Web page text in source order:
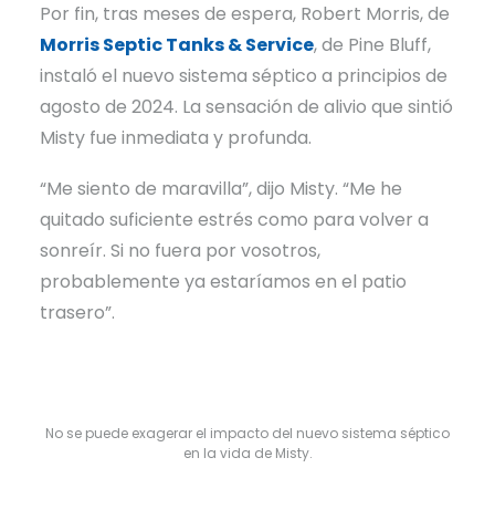
Por fin, tras meses de espera, Robert Morris, de
Morris Septic Tanks & Service, de Pine Bluff,
instaló el nuevo sistema séptico a principios de
agosto de 2024. La sensación de alivio que sintió
Misty fue inmediata y profunda.
“Me siento de maravilla”, dijo Misty. “Me he
quitado suficiente estrés como para volver a
sonreír. Si no fuera por vosotros,
probablemente ya estaríamos en el patio
trasero”.
No se puede exagerar el impacto del nuevo sistema séptico
en la vida de Misty.